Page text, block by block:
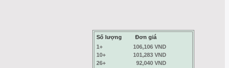
Số lượng
Đơn giá
1+
106,106 VND
10+
101,283 VND
26+
92,040 VND